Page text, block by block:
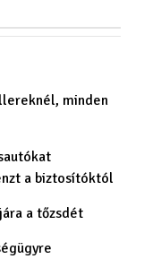
minden
a biztosítóktól
a tőzsdét